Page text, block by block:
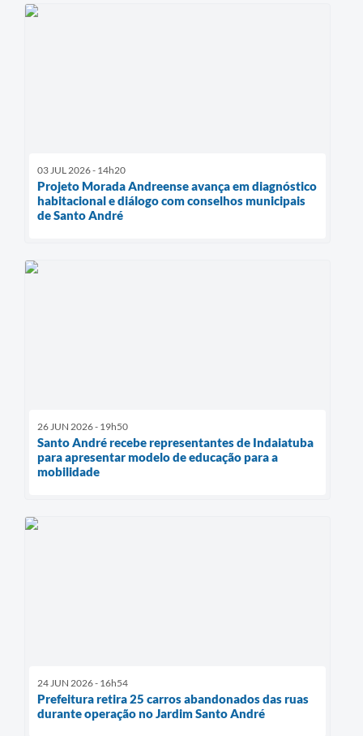
03 JUL 2026 - 14h20
Projeto Morada Andreense avança em diagnóstico
habitacional e diálogo com conselhos municipais
de Santo André
26 JUN 2026 - 19h50
Santo André recebe representantes de Indaiatuba
para apresentar modelo de educação para a
mobilidade
24 JUN 2026 - 16h54
Prefeitura retira 25 carros abandonados das ruas
durante operação no Jardim Santo André